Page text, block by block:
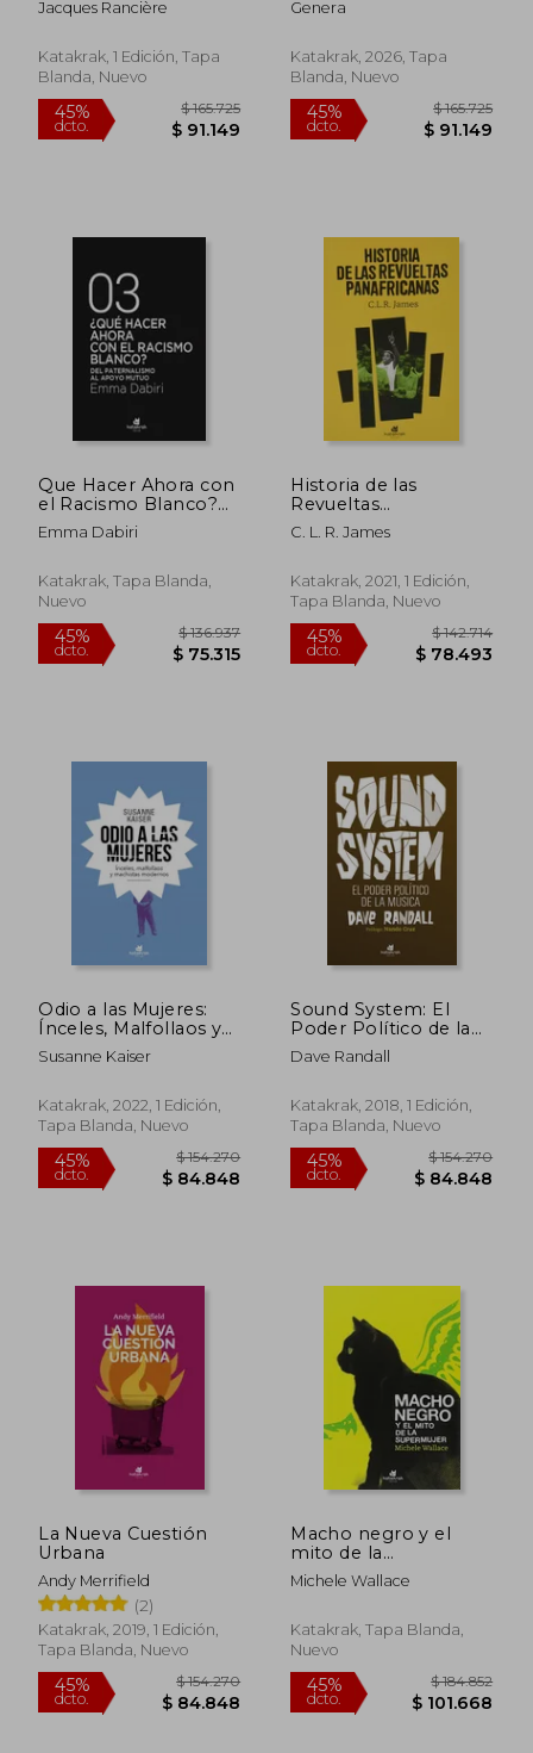
45%
Jacques Rancière
Katakrak, 1 Edición, Tapa
Blanda, Nuevo
45% $ 165.725
feminista y
Genera
Katakrak, 2026, Tapa
Blanda, Nuevo
45%
Que Hacer Ahora con
el Racismo Blanco?
Del Paternalismo al
Apoyo Mutuo
Emma Dabiri
Katakrak, Tapa Blanda,
Nuevo
45% $ 136.937
Historia de las
Revueltas
Panafricanas
C. L. R. James
Katakrak, 2021, 1 Edición,
Tapa Blanda, Nuevo
45%
dcto.
$
Odio a las Mujeres:
Ínceles, Malfollaos y
Machistas Modernos
Susanne Kaiser
Katakrak, 2022, 1 Edición,
Tapa Blanda, Nuevo
Sound System: El
Poder Político de la
Música
Dave Randall
Katakrak, 2018, 1 Edición,
Tapa Blanda, Nuevo
La Nueva Cuestión
Urbana
Andy Merrifield
(2)
Katakrak, 2019, 1 Edición,
Tapa Blanda, Nuevo
Macho negro y el
mito de la
Supermujer
Michele Wallace
Katakrak, Tapa Blanda,
Nuevo